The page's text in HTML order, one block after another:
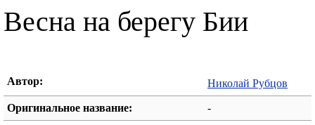
Весна на берегу Бии
Автор: Николай Рубцов
Оригинальное название: -